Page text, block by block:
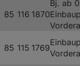
85 116 1870
Bj. ab
85 115 1769